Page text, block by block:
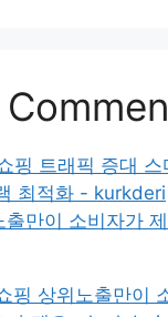
핑 트래픽 증대 스
최적화 - kurkderi
출만이 소비자가
핑 상위노출만이